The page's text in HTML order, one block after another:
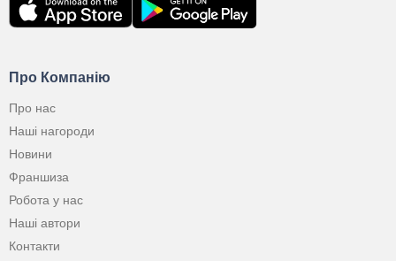
Про Компанію
Про нас
Наші нагороди
Новини
Франшиза
Робота у нас
Наші автори
Контакти